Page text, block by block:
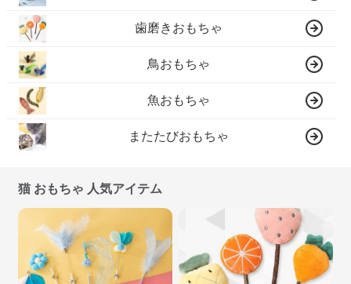
歯磨きおもちゃ
鳥おもちゃ
魚おもちゃ
またたびおもちゃ
猫 おもちゃ 人気アイテム